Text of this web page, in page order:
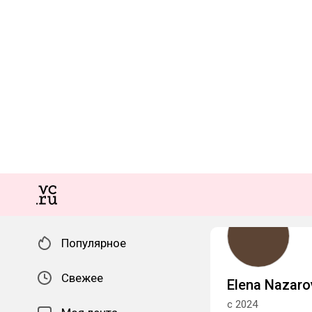
Популярное
Свежее Elena
с 2024